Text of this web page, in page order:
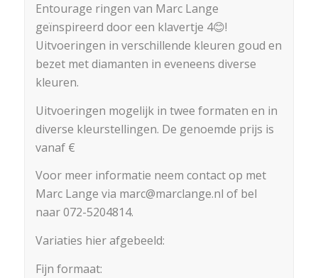
Entourage ringen van Marc Lange
geïnspireerd door een klavertje 4😊!
Uitvoeringen in verschillende kleuren goud en
bezet met diamanten in eveneens diverse
kleuren.
Uitvoeringen mogelijk in twee formaten en in
diverse kleurstellingen. De genoemde prijs is
vanaf €
Voor meer informatie neem contact op met
Marc Lange via marc@marclange.nl of bel
naar 072-5204814.
Variaties hier afgebeeld:
Fijn formaat: